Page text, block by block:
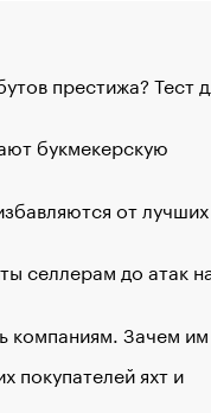
престижа? Тест
букмекерскую
от лучших
селлерам до атак
компаниям. Зачем
покупателей яхт и